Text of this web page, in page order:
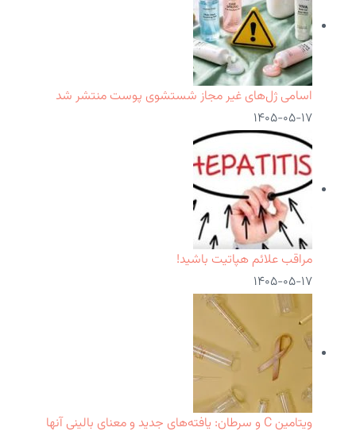
اسامی ژل‌های غیر مجاز شستشوی پوست منتشر شد
۱۴۰۵-۰۵-۱۷
مراقب علائم هپاتیت باشید!
۱۴۰۵-۰۵-۱۷
ویتامین C و سرطان: یافته‌های جدید و معنای بالینی آنها